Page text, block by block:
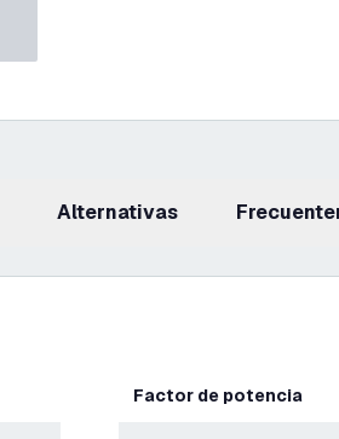
Alternativas
Factor de potencia